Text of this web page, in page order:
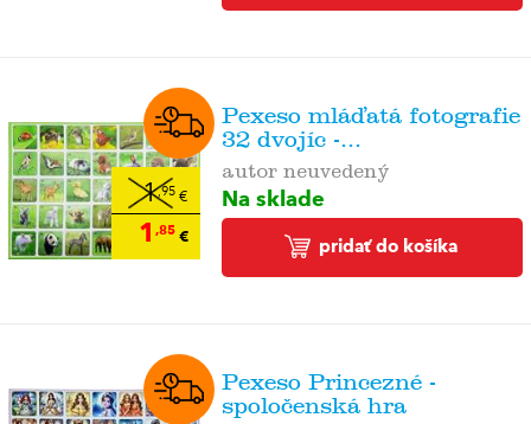
1,95€
1 ,85€
Pexeso mláďatá fotografie
32 dvojíc -...
autor neuvedený
Na sklade
pridať do košíka
Pexeso Princezné -
spoločenská hra